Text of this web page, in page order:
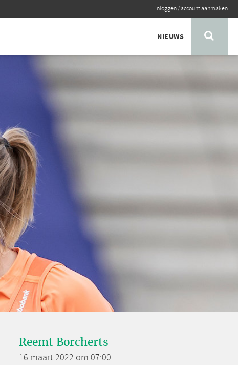
inloggen/account aanmaken
NIEUWS
Reemt Borcherts
16 maart 2022 om 07:00